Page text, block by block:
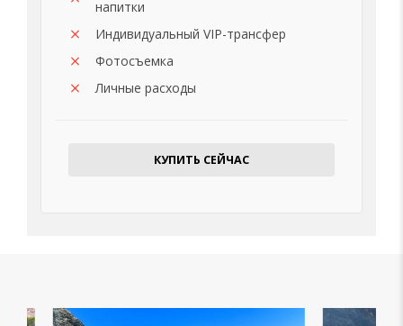
напитки
Индивидуальный VIP-трансфер
Фотосъемка
Личные расходы
КУПИТЬ СЕЙЧАС